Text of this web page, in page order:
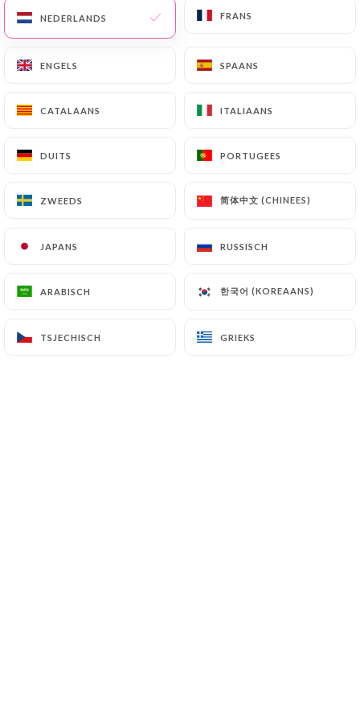
NEDERLANDS FRANS
ENGELS SPAANS
CATALAANS ITALIAANS
DUITS PORTUGEES
ZWEEDS 简体中文 (CHINEES)
JAPANS RUSSISCH
ARABISCH 한국어 (KOREAANS)
TSJECHISCH GRIEKS
HOME
Bao
NEDERLANDS FRANS
ENGELS SPAANS
CATALAANS ITALIAANS
DUITS PORTUGEES
ZWEEDS 简体中文 (CHINEES)
JAPANS RUSSISCH
ARABISCH 한국어 (KOREAANS)
TSJECHISCH GRIEKS